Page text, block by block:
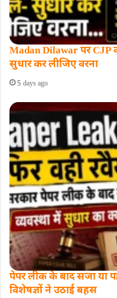
Madan Dilawar पर CJP
सुधार कर लीजिए वरना
5 days ago
पेपर लीक के बाद सजा या
विशेषज्ञों ने उठाई बहस